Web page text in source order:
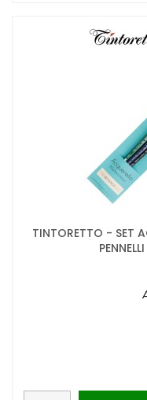
TINTORETTO - SET